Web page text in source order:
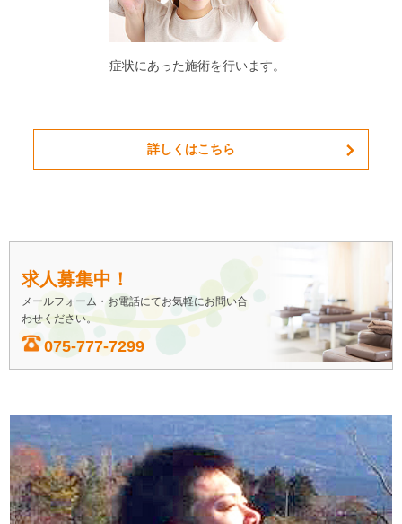
症状にあった施術を行います。
詳しくはこちら
求人募集中！
メールフォーム・お電話にてお気軽にお問い合
わせください。
075-777-7299